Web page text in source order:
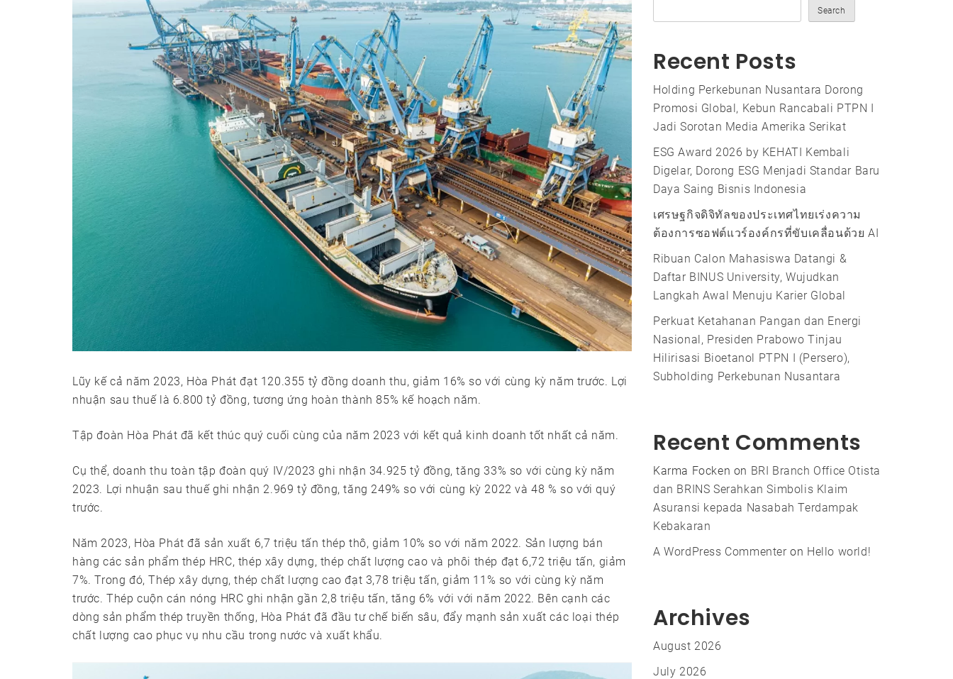
Lũy kế cả năm 2023, Hòa Phát đạt 120.355 tỷ đồng doanh thu, giảm 16% so với cùng kỳ năm trước. Lợi
nhuận sau thuế là 6.800 tỷ đồng, tương ứng hoàn thành 85% kế hoạch năm.
Tập đoàn Hòa Phát đã kết thúc quý cuối cùng của năm 2023 với kết quả kinh doanh tốt nhất cả năm.
Cụ thể, doanh thu toàn tập đoàn quý IV/2023 ghi nhận 34.925 tỷ đồng, tăng 33% so với cùng kỳ năm
2023. Lợi nhuận sau thuế ghi nhận 2.969 tỷ đồng, tăng 249% so với cùng kỳ 2022 và 48 % so với quý
trước.
Năm 2023, Hòa Phát đã sản xuất 6,7 triệu tấn thép thô, giảm 10% so với năm 2022. Sản lượng bán
hàng các sản phẩm thép HRC, thép xây dựng, thép chất lượng cao và phôi thép đạt 6,72 triệu tấn, giảm
7%. Trong đó, Thép xây dựng, thép chất lượng cao đạt 3,78 triệu tấn, giảm 11% so với cùng kỳ năm
trước. Thép cuộn cán nóng HRC ghi nhận gần 2,8 triệu tấn, tăng 6% với với năm 2022. Bên cạnh các
dòng sản phẩm thép truyền thống, Hòa Phát đã đầu tư chế biến sâu, đẩy mạnh sản xuất các loại thép
chất lượng cao phục vụ nhu cầu trong nước và xuất khẩu.
Search
Recent Posts
Holding Perkebunan Nusantara Dorong
Promosi Global, Kebun Rancabali PTPN I
Jadi Sorotan Media Amerika Serikat
ESG Award 2026 by KEHATI Kembali
Digelar, Dorong ESG Menjadi Standar Baru
Daya Saing Bisnis Indonesia
เศรษฐกิจดิจิทัลของประเทศไทยเร่งความ
ต้องการซอฟต์แวร์องค์กรที่ขับเคลื่อนด้วย AI
Ribuan Calon Mahasiswa Datangi &
Daftar BINUS University, Wujudkan
Langkah Awal Menuju Karier Global
Perkuat Ketahanan Pangan dan Energi
Nasional, Presiden Prabowo Tinjau
Hilirisasi Bioetanol PTPN I (Persero),
Subholding Perkebunan Nusantara
Recent Comments
Karma Focken on BRI Branch Office Otista
dan BRINS Serahkan Simbolis Klaim
Asuransi kepada Nasabah Terdampak
Kebakaran
A WordPress Commenteron Hello world!
Archives
August 2026
July 2026